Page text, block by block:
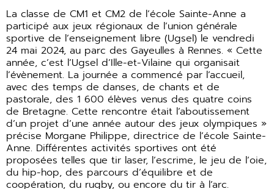
La classe de CM1 et CM2 de l’école Sainte-Anne a
participé aux jeux régionaux de l’union générale
sportive de l’enseignement libre (Ugsel) le vendredi
24 mai 2024, au parc des Gayeulles à Rennes. « Cette
année, c’est l’Ugsel d’Ille-et-Vilaine qui organisait
l’évènement. La journée a commencé par l’accueil,
avec des temps de danses, de chants et de
pastorale, des 1 600 élèves venus des quatre coins
de Bretagne. Cette rencontre était l’aboutissement
d’un projet d’une année autour des jeux olympiques »
précise Morgane Philippe, directrice de l’école Sainte-
Anne. Différentes activités sportives ont été
proposées telles que tir laser, l’escrime, le jeu de l’oie,
du hip-hop, des parcours d’équilibre et de
coopération, du rugby, ou encore du tir à l’arc.